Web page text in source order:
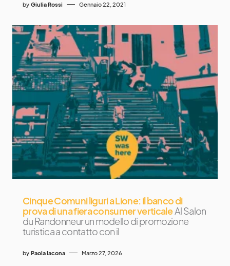
by Giulia Rossi Gennaio 22, 2021
Cinque Comuni liguri a Lione: il banco di
prova di una fiera consumer verticale Al Salon
du Randonneur un modello di promozione
turistica a contatto con il
by Paola Iacona Marzo 27, 2026